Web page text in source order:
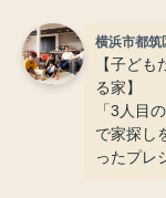
横浜市都
【子ど
る家】
「3人目
で家探し
ったプレ